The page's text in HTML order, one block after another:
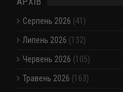
Серпень 2026 (41)
Липень 2026 (132)
Червень 2026 (105)
Травень 2026 (163)